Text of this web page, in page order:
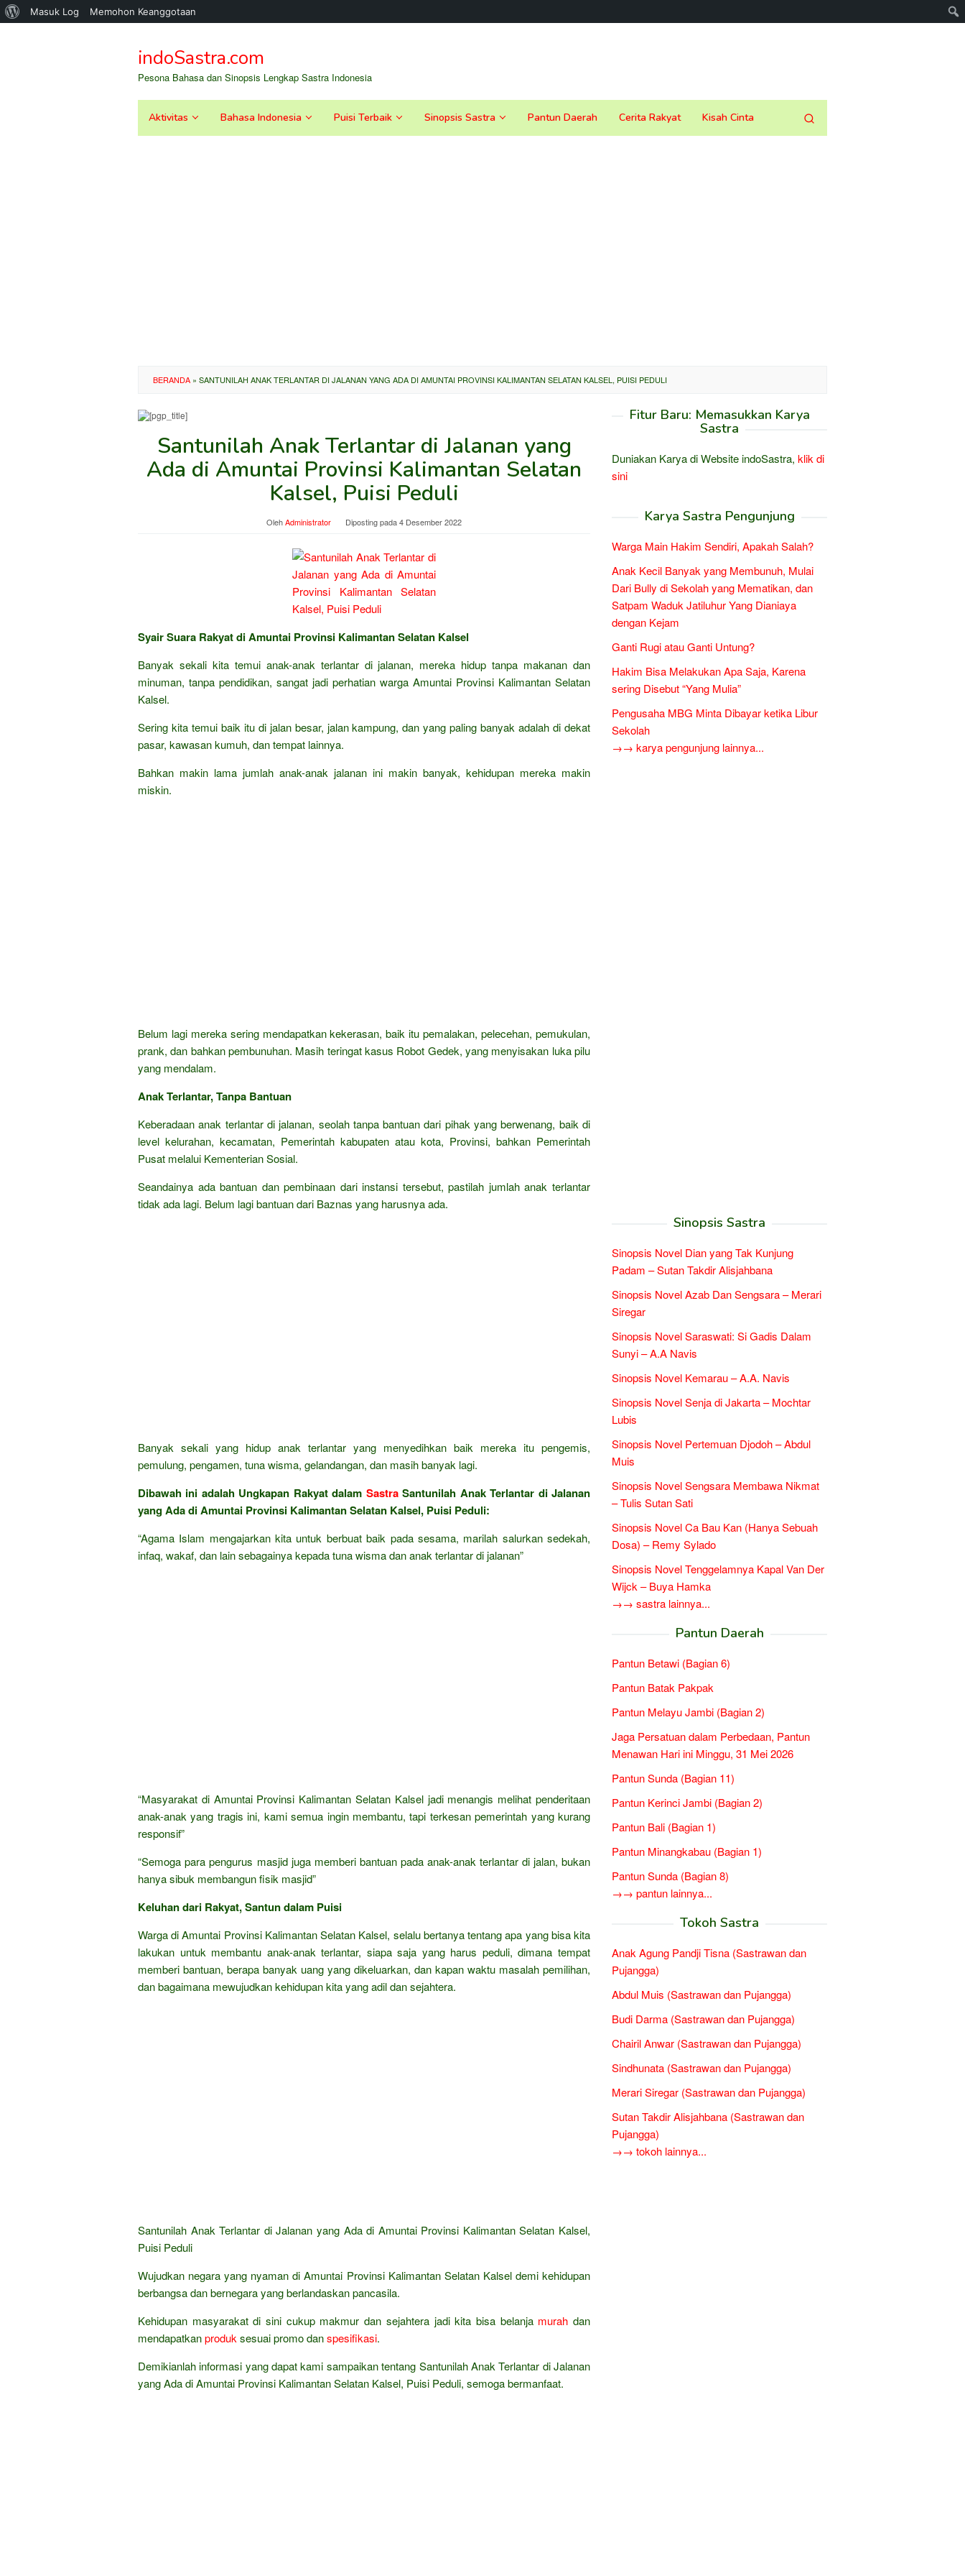
Tentang
Masuk Log Memohon Keanggotaan
kontenindoSastra.com
Pesona Bahasa dan Sinopsis Lengkap Sastra Indonesia
Aktivitas Bahasa Indonesia Puisi Terbaik Sinopsis Sastra Pantun Daerah Cerita Rakyat Kisah Cinta
BERANDA » SANTUNILAH ANAK TERLANTAR DI JALANAN YANG ADA DI AMUNTAI PROVINSI KALIMANTAN SELATAN KALSEL, PUISI PEDULI
Santunilah Anak Terlantar di Jalanan yang
Ada di Amuntai Provinsi Kalimantan Selatan
Kalsel, Puisi Peduli
OlehAdministrator Diposting pada4 Desember 2022
Syair Suara Rakyat di Amuntai Provinsi Kalimantan Selatan Kalsel
Banyak sekali kita temui anak-anak terlantar di jalanan, mereka hidup tanpa makanan dan
minuman, tanpa pendidikan, sangat jadi perhatian warga Amuntai Provinsi Kalimantan Selatan
Kalsel.
Sering kita temui baik itu di jalan besar, jalan kampung, dan yang paling banyak adalah di dekat
pasar, kawasan kumuh, dan tempat lainnya.
Bahkan makin lama jumlah anak-anak jalanan ini makin banyak, kehidupan mereka makin
miskin.
Belum lagi mereka sering mendapatkan kekerasan, baik itu pemalakan, pelecehan, pemukulan,
prank, dan bahkan pembunuhan. Masih teringat kasus Robot Gedek, yang menyisakan luka pilu
yang mendalam.
Anak Terlantar, Tanpa Bantuan
Keberadaan anak terlantar di jalanan, seolah tanpa bantuan dari pihak yang berwenang, baik di
level kelurahan, kecamatan, Pemerintah kabupaten atau kota, Provinsi, bahkan Pemerintah
Pusat melalui Kementerian Sosial.
Seandainya ada bantuan dan pembinaan dari instansi tersebut, pastilah jumlah anak terlantar
tidak ada lagi. Belum lagi bantuan dari Baznas yang harusnya ada.
Banyak sekali yang hidup anak terlantar yang menyedihkan baik mereka itu pengemis,
pemulung, pengamen, tuna wisma, gelandangan, dan masih banyak lagi.
Dibawah ini adalah Ungkapan Rakyat dalam SastraSantunilah Anak Terlantar di Jalanan
yang Ada di Amuntai Provinsi Kalimantan Selatan Kalsel, Puisi Peduli:
“Agama Islam mengajarkan kita untuk berbuat baik pada sesama, marilah salurkan sedekah,
infaq, wakaf, dan lain sebagainya kepada tuna wisma dan anak terlantar di jalanan”
“Masyarakat di Amuntai Provinsi Kalimantan Selatan Kalsel jadi menangis melihat penderitaan
anak-anak yang tragis ini, kami semua ingin membantu, tapi terkesan pemerintah yang kurang
responsif”
“Semoga para pengurus masjid juga memberi bantuan pada anak-anak terlantar di jalan, bukan
hanya sibuk membangun fisik masjid”
Keluhan dari Rakyat, Santun dalam Puisi
Warga di Amuntai Provinsi Kalimantan Selatan Kalsel, selalu bertanya tentang apa yang bisa kita
lakukan untuk membantu anak-anak terlantar, siapa saja yang harus peduli, dimana tempat
memberi bantuan, berapa banyak uang yang dikeluarkan, dan kapan waktu masalah pemilihan,
dan bagaimana mewujudkan kehidupan kita yang adil dan sejahtera.
Santunilah Anak Terlantar di Jalanan yang Ada di Amuntai Provinsi Kalimantan Selatan Kalsel,
Puisi Peduli
Wujudkan negara yang nyaman di Amuntai Provinsi Kalimantan Selatan Kalsel demi kehidupan
berbangsa dan bernegara yang berlandaskan pancasila.
Kehidupan masyarakat di sini cukup makmur dan sejahtera jadi kita bisa belanja murah dan
mendapatkanproduk sesuai promo danspesifikasi.
Demikianlah informasi yang dapat kami sampaikan tentang Santunilah Anak Terlantar di Jalanan
yang Ada di Amuntai Provinsi Kalimantan Selatan Kalsel, Puisi Peduli, semoga bermanfaat.
Fitur Baru: Memasukkan Karya
Sastra
Duniakan Karya di Website indoSastra, klik di
sini
Karya Sastra Pengunjung
Warga Main Hakim Sendiri, Apakah Salah?
Anak Kecil Banyak yang Membunuh, Mulai
Dari Bully di Sekolah yang Mematikan, dan
Satpam Waduk Jatiluhur Yang Dianiaya
dengan Kejam
Ganti Rugi atau Ganti Untung?
Hakim Bisa Melakukan Apa Saja, Karena
sering Disebut “Yang Mulia”
Pengusaha MBG Minta Dibayar ketika Libur
Sekolah
→→ karya pengunjung lainnya...
Sinopsis Sastra
Sinopsis Novel Dian yang Tak Kunjung
Padam – Sutan Takdir Alisjahbana
Sinopsis Novel Azab Dan Sengsara – Merari
Siregar
Sinopsis Novel Saraswati: Si Gadis Dalam
Sunyi – A.A Navis
Sinopsis Novel Kemarau – A.A. Navis
Sinopsis Novel Senja di Jakarta – Mochtar
Lubis
Sinopsis Novel Pertemuan Djodoh – Abdul
Muis
Sinopsis Novel Sengsara Membawa Nikmat
– Tulis Sutan Sati
Sinopsis Novel Ca Bau Kan (Hanya Sebuah
Dosa) – Remy Sylado
Sinopsis Novel Tenggelamnya Kapal Van Der
Wijck – Buya Hamka
→→ sastra lainnya...
Pantun Daerah
Pantun Betawi (Bagian 6)
Pantun Batak Pakpak
Pantun Melayu Jambi (Bagian 2)
Jaga Persatuan dalam Perbedaan, Pantun
Menawan Hari ini Minggu, 31 Mei 2026
Pantun Sunda (Bagian 11)
Pantun Kerinci Jambi (Bagian 2)
Pantun Bali (Bagian 1)
Pantun Minangkabau (Bagian 1)
Pantun Sunda (Bagian 8)
→→ pantun lainnya...
Tokoh Sastra
Anak Agung Pandji Tisna (Sastrawan dan
Pujangga)
Abdul Muis (Sastrawan dan Pujangga)
Budi Darma (Sastrawan dan Pujangga)
Chairil Anwar (Sastrawan dan Pujangga)
Sindhunata (Sastrawan dan Pujangga)
Merari Siregar (Sastrawan dan Pujangga)
Sutan Takdir Alisjahbana (Sastrawan dan
Pujangga)
→→ tokoh lainnya...